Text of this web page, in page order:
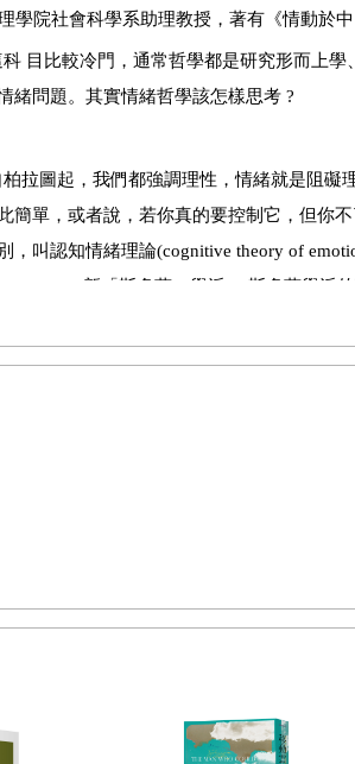
學院社會科學系助理教授，著有《情動於
目比較冷門，通常哲學都是研究形而上
緒問題。其實情緒哲學該怎樣思考 ?
拉圖起，我們都強調理性，情緒就是阻礙
單，或者說，若你真的要控制它，但你
叫認知情緒理論(cognitive theory of
，新「斯多葛」學派。 斯多葛學派
認為 ，情緒之為情 緒的關鍵在於它是一
深 刻。他說情緒是我們思維或理性的「打
念上分析，這隻是甚麼動物，體型有多
妒，原來仇殺案中，男性嫉妒作為動 機佔
不是自己的，這非常影響 他的所謂
，但我們心理學或哲學其實也有很多相近
因這種 package(打包)特性，使我們很 容